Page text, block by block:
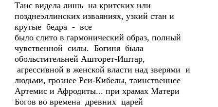
Таис видела лишь на критских или
позднеэллинских изваяниях, узкий стан и
крутые бедра - все
было слито в гармонический образ, полный
чувственной силы. Богиня была
обольстительней Ашторет-Иштар,
агрессивной в женской власти над зверями и
людьми, грознее Реи-Кибелы, таинственнее
Артемис и Афродиты... при храмах Матери
Богов во времена древних царей